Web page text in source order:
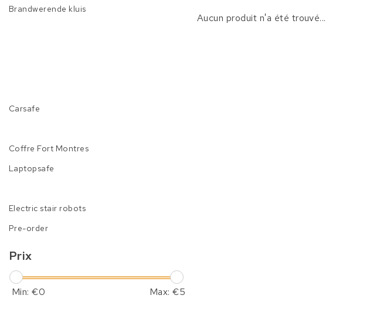
Brandwerende kluis
Carsafe
Coffre Fort Montres
Laptopsafe
Electric stair robots
Pre-order
Prix
Min: €0 Max: €5
Aucun produit n'a été trouvé...